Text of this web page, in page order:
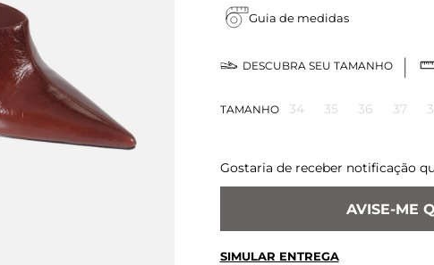
Guia de medidas
DESCUBRA SEU TAMANHO
TAMANHO 34 35 36 37
Gostaria de receber notificação
AVISE-ME
SIMULAR ENTREGA